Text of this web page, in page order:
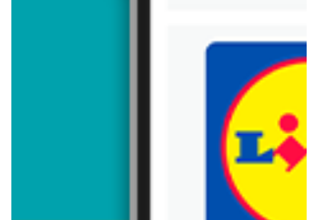
Trafiłeś na nieaktualną gazetkę
Zobacz aktualne gazetki Blix!